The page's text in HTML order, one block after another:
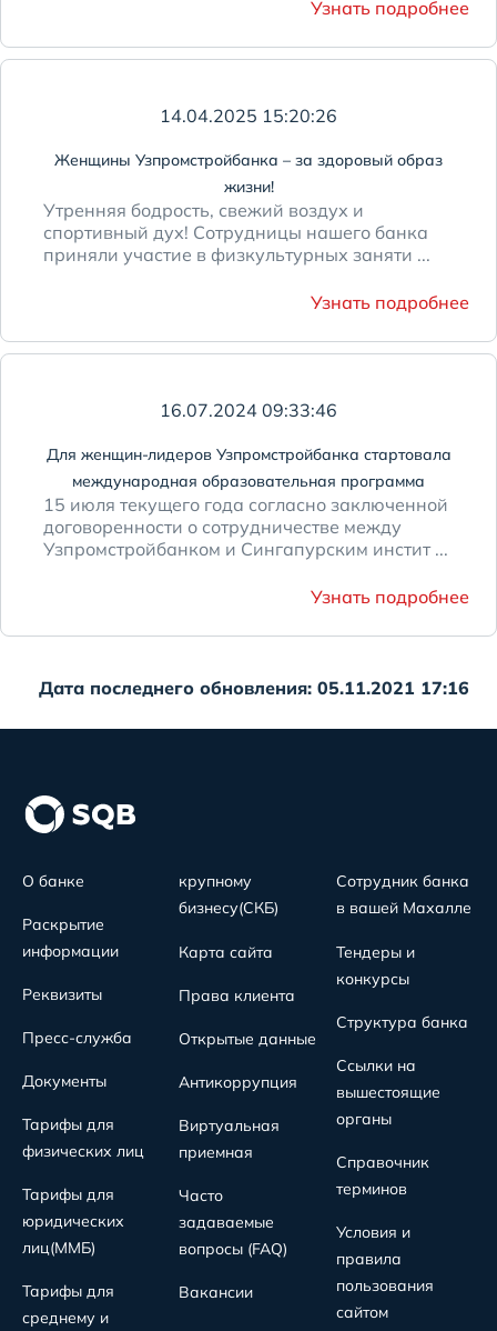
Узнать подробнее
14.04.2025 15:20:26
Женщины Узпромстройбанка – за здоровый образ
жизни!
Утренняя бодрость, свежий воздух и
спортивный дух! Сотрудницы нашего банка
приняли участие в физкультурных заняти ...
Узнать подробнее
16.07.2024 09:33:46
Для женщин-лидеров Узпромстройбанка стартовала
международная образовательная программа
15 июля текущего года согласно заключенной
договоренности о сотрудничестве между
Узпромстройбанком и Сингапурским инстит ...
Узнать подробнее
Дата последнего обновления: 05.11.2021 17:16
О банке
Раскрытие
информации
Реквизиты
Пресс-служба
Документы
Тарифы для
физических лиц
Тарифы для
юридических
лиц(MMБ)
Тарифы для
среднему и
крупному
бизнесу(СКБ)
Карта сайта
Права клиента
Открытые данные
Антикоррупция
Виртуальная
приемная
Часто
задаваемые
вопросы (FAQ)
Вакансии
Сотрудник банка
в вашей Махалле
Тендеры и
конкурсы
Структура банка
Ссылки на
вышестоящие
органы
Справочник
терминов
Условия и
правила
пользования
сайтом